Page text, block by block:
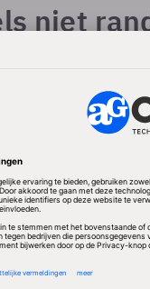
niet
voor ‘multiple-
dan het
of (EC)DSA
is ‘Ron was
wieg stond van